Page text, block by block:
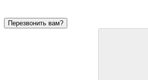
Перезвонить вам?